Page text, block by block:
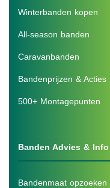
Winterbanden kopen
All-season banden
Caravanbanden
Bandenprijzen & Acties
500+ Montagepunten
Banden Advies & Info
Bandenmaat opzoeken